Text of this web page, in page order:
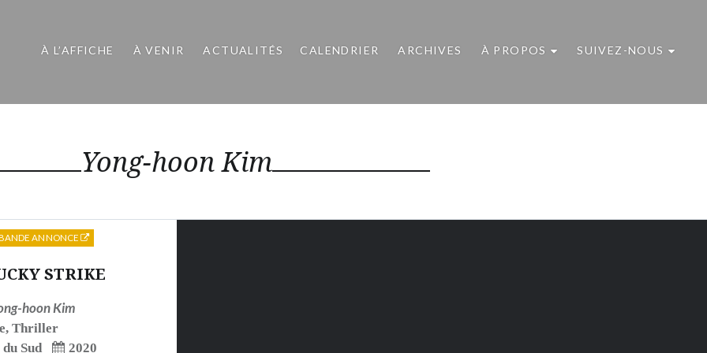
À L’AFFICHE À VENIR ACTUALITÉS CALENDRIER ARCHIVES À PROPOS SUIVEZ-NOUS
Yong-hoon Kim
STRIKE
hoon Kim
,Thriller
Sud
2020
ANNONCE